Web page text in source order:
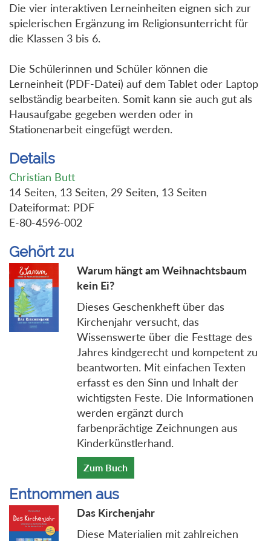
Die vier interaktiven Lerneinheiten eignen sich zur
spielerischen Ergänzung im Religionsunterricht für
die Klassen 3 bis 6.
Die Schülerinnen und Schüler können die
Lerneinheit (PDF-Datei) auf dem Tablet oder Laptop
selbständig bearbeiten. Somit kann sie auch gut als
Hausaufgabe gegeben werden oder in
Stationenarbeit eingefügt werden.
Details
Christian Butt
14 Seiten, 13 Seiten, 29 Seiten, 13 Seiten
Dateiformat: PDF
E-80-4596-002
Gehört zu
Warum hängt am Weihnachtsbaum
kein Ei?
Dieses Geschenkheft über das
Kirchenjahr versucht, das
Wissenswerte über die Festtage des
Jahres kindgerecht und kompetent zu
beantworten. Mit einfachen Texten
erfasst es den Sinn und Inhalt der
wichtigsten Feste. Die Informationen
werden ergänzt durch
farbenprächtige Zeichnungen aus
Kinderkünstlerhand.
Zum Buch
Entnommen aus
Das Kirchenjahr
Diese Materialien mit zahlreichen